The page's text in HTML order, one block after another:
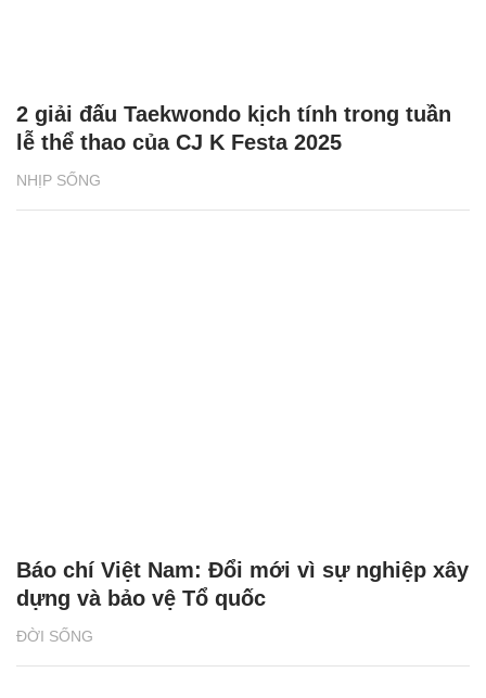
NHỊP SỐNG
2 giải đấu Taekwondo kịch tính trong tuần
lễ thể thao của CJ K Festa 2025
ĐỜI SỐNG
Báo chí Việt Nam: Đổi mới vì sự nghiệp xây
dựng và bảo vệ Tổ quốc